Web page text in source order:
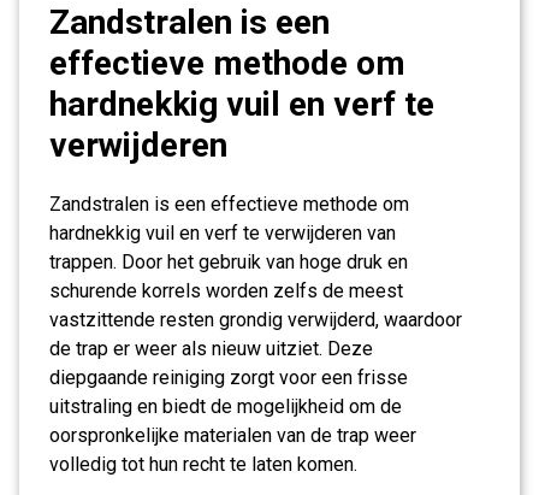
Zandstralen is een
effectieve methode om
hardnekkig vuil en verf te
verwijderen
Zandstralen is een effectieve methode om
hardnekkig vuil en verf te verwijderen van
trappen. Door het gebruik van hoge druk en
schurende korrels worden zelfs de meest
vastzittende resten grondig verwijderd, waardoor
de trap er weer als nieuw uitziet. Deze
diepgaande reiniging zorgt voor een frisse
uitstraling en biedt de mogelijkheid om de
oorspronkelijke materialen van de trap weer
volledig tot hun recht te laten komen.